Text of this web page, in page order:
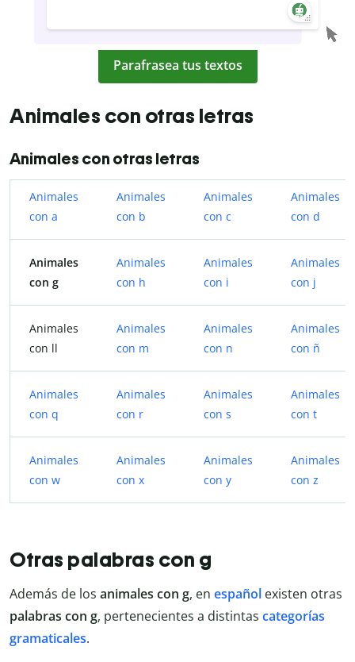
Parafrasea tus textos
Animales con otras letras
Animales con otras letras
Animales
con a
Animales
con b
Animales
con c
Animales
con d
Animales
con g
Animales
con h
Animales
con i
Animales
con j
Animales
con ll
Animales
con m
Animales
con n
Animales
con ñ
Animales
con q
Animales
con r
Animales
con s
Animales
con t
Animales
con w
Animales
con x
Animales
con y
Animales
con z
Otras palabras con g
Además de los animales con g, en español existen otras
palabras con g, pertenecientes a distintas categorías
gramaticales.